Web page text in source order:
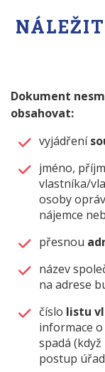
Dokument
obsahovat:
vyjádření
jméno,
vlastníka/
osoby
nájemce
přesnou
název
na adrese
číslo listu
informace
spadá
postup